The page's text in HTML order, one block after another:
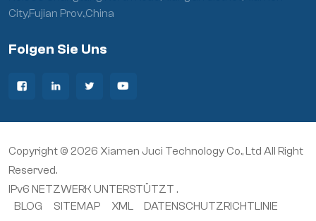
City,Fujian Prov.,China
Folgen Sie Uns
Copyright © 2026 Xiamen Juci Technology Co., Ltd All Right
Reserved.
IPv6 NETZWERK UNTERSTÜTZT .
BLOG
SITEMAP XML DATENSCHUTZRICHTLINIE